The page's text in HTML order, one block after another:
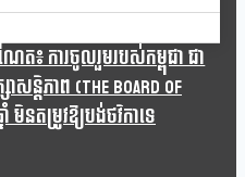
ត៖ ការចូលរួមរបស់កម្ពុជា ជា
សន្តិភាព (The Board Of
មិនតម្រូវឱ្យបង់ថវិកាទេ